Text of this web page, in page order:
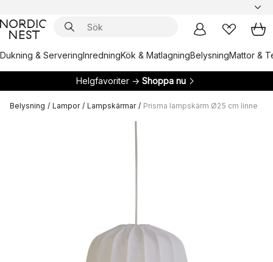
Dukning & ServeringInredningKök & MatlagningBelysningMattor &
Helgfavoriter → Shoppa nu
Belysning / Lampor / Lampskärmar / Prisma lampskärm Ø25 cm linne